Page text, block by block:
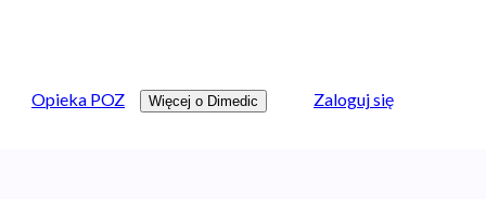
Opieka POZ Więcej o Dimedic Zaloguj się